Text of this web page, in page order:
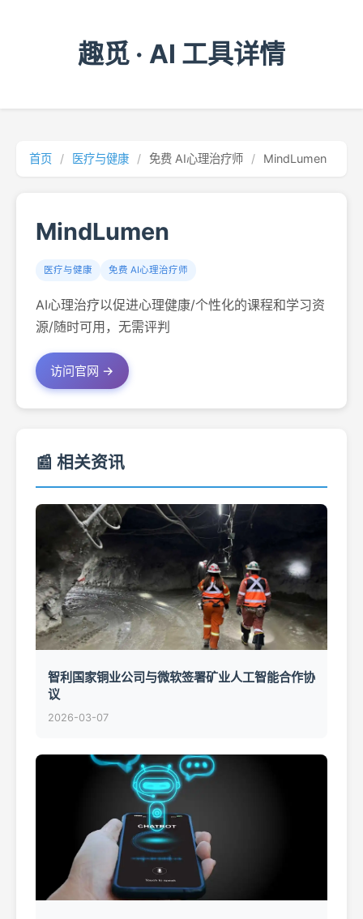
趣觅 · AI 工具详情
首页 / 医疗与健康 / 免费 AI心理治疗师 / MindLumen
MindLumen
医疗与健康 免费 AI心理治疗师
AI心理治疗以促进心理健康/个性化的课程和学习资
源/随时可用，无需评判
访问官网 →
📰 相关资讯
智利国家铜业公司与微软签署矿业人工智能合作协
议
2026-03-07